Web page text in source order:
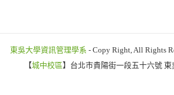
東吳大學資訊管理學系 - Copy Right, All Rights
【城中校區】台北市貴陽街一段五十六號